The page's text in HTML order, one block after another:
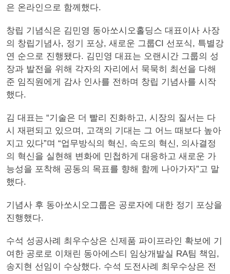
은 온라인으로 함께했다.
창립 기념식은 김민영 동아쏘시오홀딩스 대표이사 사장
의 창립기념사, 정기 포상, 새로운 그룹CI 선포식, 특별강
연 순으로 진행됐다. 김민영 대표는 오랜시간 그룹의 성
장과 발전을 위해 각자의 자리에서 묵묵히 최선을 다해
준 임직원에게 감사 인사를 전하며 창립 기념사를 시작
했다.
김 대표는 “기술은 더 빨리 진화하고, 시장의 질서는 다
시 재편되고 있으며, 고객의 기대는 그 어느 때보다 높아
지고 있다”며 “업무방식의 혁신, 속도의 혁신, 의사결정
의 혁신을 실현해 변화에 민첩하게 대응하고 새로운 가
능성을 포착해 공동의 목표를 향해 함께 나아가자”고 말
했다.
기념사 후 동아쏘시오그룹은 공로자에 대한 정기 포상을
진행했다.
수석 성공사례 최우수상은 신제품 파이프라인 확보에 기
여한 공로로 이채린 동아에스티 임상개발실 RA팀 책임,
송지현 선임이 수상했다. 수석 도전사례 최우수상은 전